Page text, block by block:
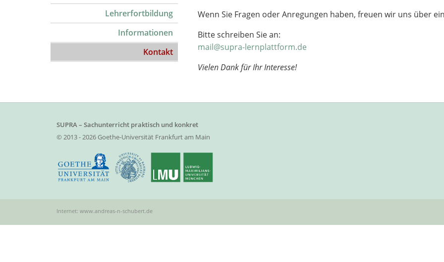
Lehrerfortbildung
Informationen
Kontakt
Wenn Sie Fragen oder Anregungen haben, freuen wir uns über
Bitte schreiben Sie an:
mail@supra-lernplattform.de
Vielen Dank für Ihr Interesse!
SUPRA – Sachunterricht praktisch und konkret
© 2013 - 2026 Goethe-Universität Frankfurt am Main
Internet: www.andreas-n-schubert.de